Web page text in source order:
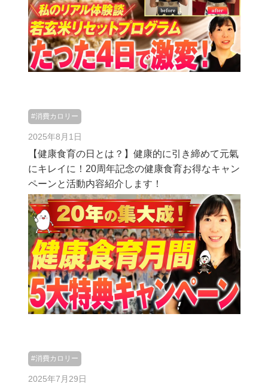
#消費カロリー
2025年8月1日
【健康食育の日とは？】健康的に引き締めて元氣
にキレイに！20周年記念の健康食育お得なキャン
ペーンと活動内容紹介します！
#消費カロリー
2025年7月29日